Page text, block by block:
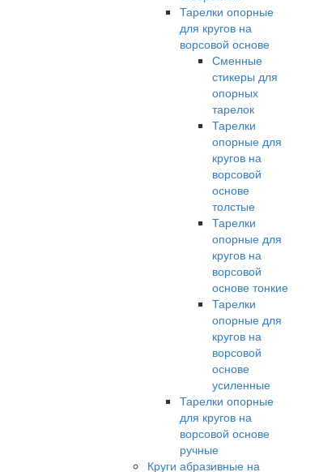
Тарелки опорные
для кругов на
ворсовой основе
Сменные
стикеры для
опорных
тарелок
Тарелки
опорные для
кругов на
ворсовой
основе
толстые
Тарелки
опорные для
кругов на
ворсовой
основе тонкие
Тарелки
опорные для
кругов на
ворсовой
основе
усиленные
Тарелки опорные
для кругов на
ворсовой основе
ручные
Круги абразивные на